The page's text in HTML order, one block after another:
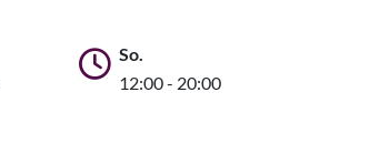
So.
12:00 - 20:00